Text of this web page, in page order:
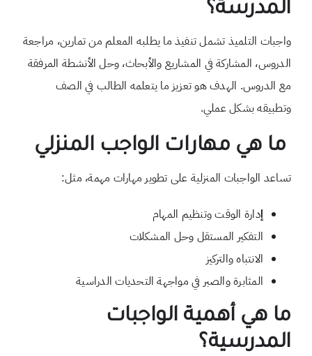
المدرسة؟
واجبات التلميذ تشمل تنفيذ ما يطلبه المعلم من تمارين، مراجعة
الدروس، المشاركة في المشاريع والأبحاث، وحل الأنشطة المرفقة
مع الدروس. الهدف هو تعزيز ما يتعلمه الطالب في الصف
وتطبيقه بشكل عملي.
ما هي مهارات الواجب المنزلي
تساعد الواجبات المنزلية على تطوير مهارات مهمة، مثل:
إدارة الوقت وتنظيم المهام
التفكير المستقل وحل المشكلات
الانتباه والتركيز
المثابرة والصبر في مواجهة التحديات الدراسية
ما هي أهمية الواجبات
المدرسية؟